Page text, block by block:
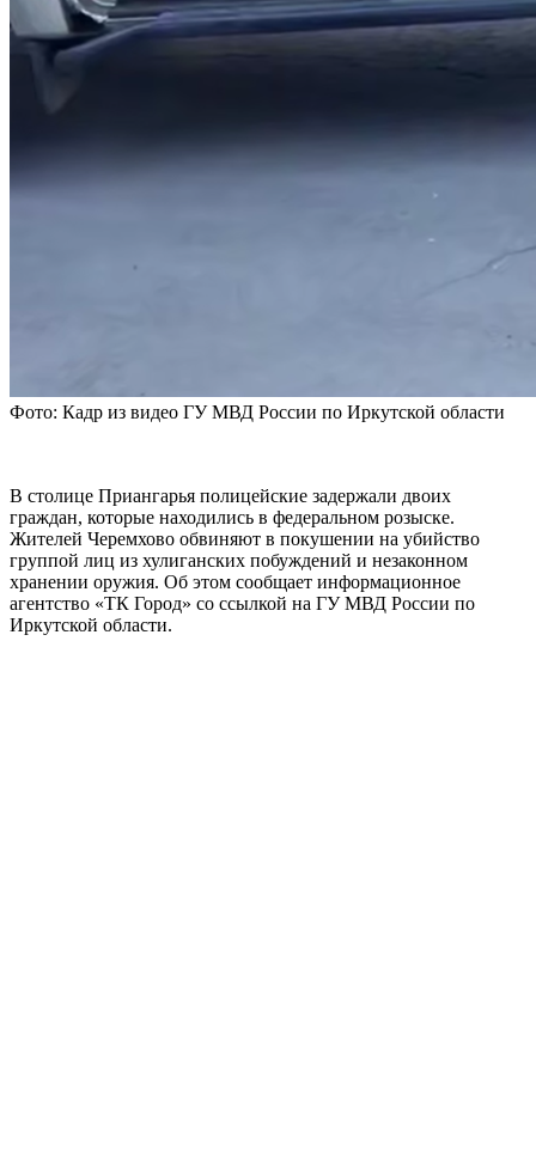
Фото: Кадр из видео ГУ МВД России по Иркутской области
В столице Приангарья полицейские задержали двоих
граждан, которые находились в федеральном розыске.
Жителей Черемхово обвиняют в покушении на убийство
группой лиц из хулиганских побуждений и незаконном
хранении оружия. Об этом сообщает информационное
агентство «ТК Город» со ссылкой на ГУ МВД России по
Иркутской области.